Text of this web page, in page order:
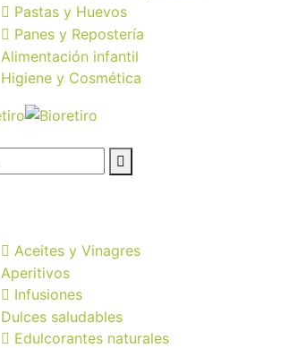
Pastas y Huevos
Panes y Repostería
Alimentación infantil
Higiene y Cosmética
Aceites y Vinagres
Aperitivos
Infusiones
Dulces saludables
Edulcorantes naturales